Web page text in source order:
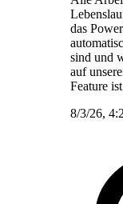
das
sind und
auf
Feature
8/3/26,